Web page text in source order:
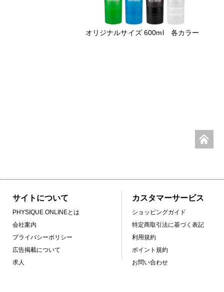
オリジナルサイズ 600ml 各カラー
サイトについて
PHYSIQUE ONLINEとは
会社案内
プライバシーポリシー
広告掲載について
求人
カスタマーサービス
ショッピングガイド
特定商取引法に基づく表記
利用規約
ポイント規約
お問い合わせ